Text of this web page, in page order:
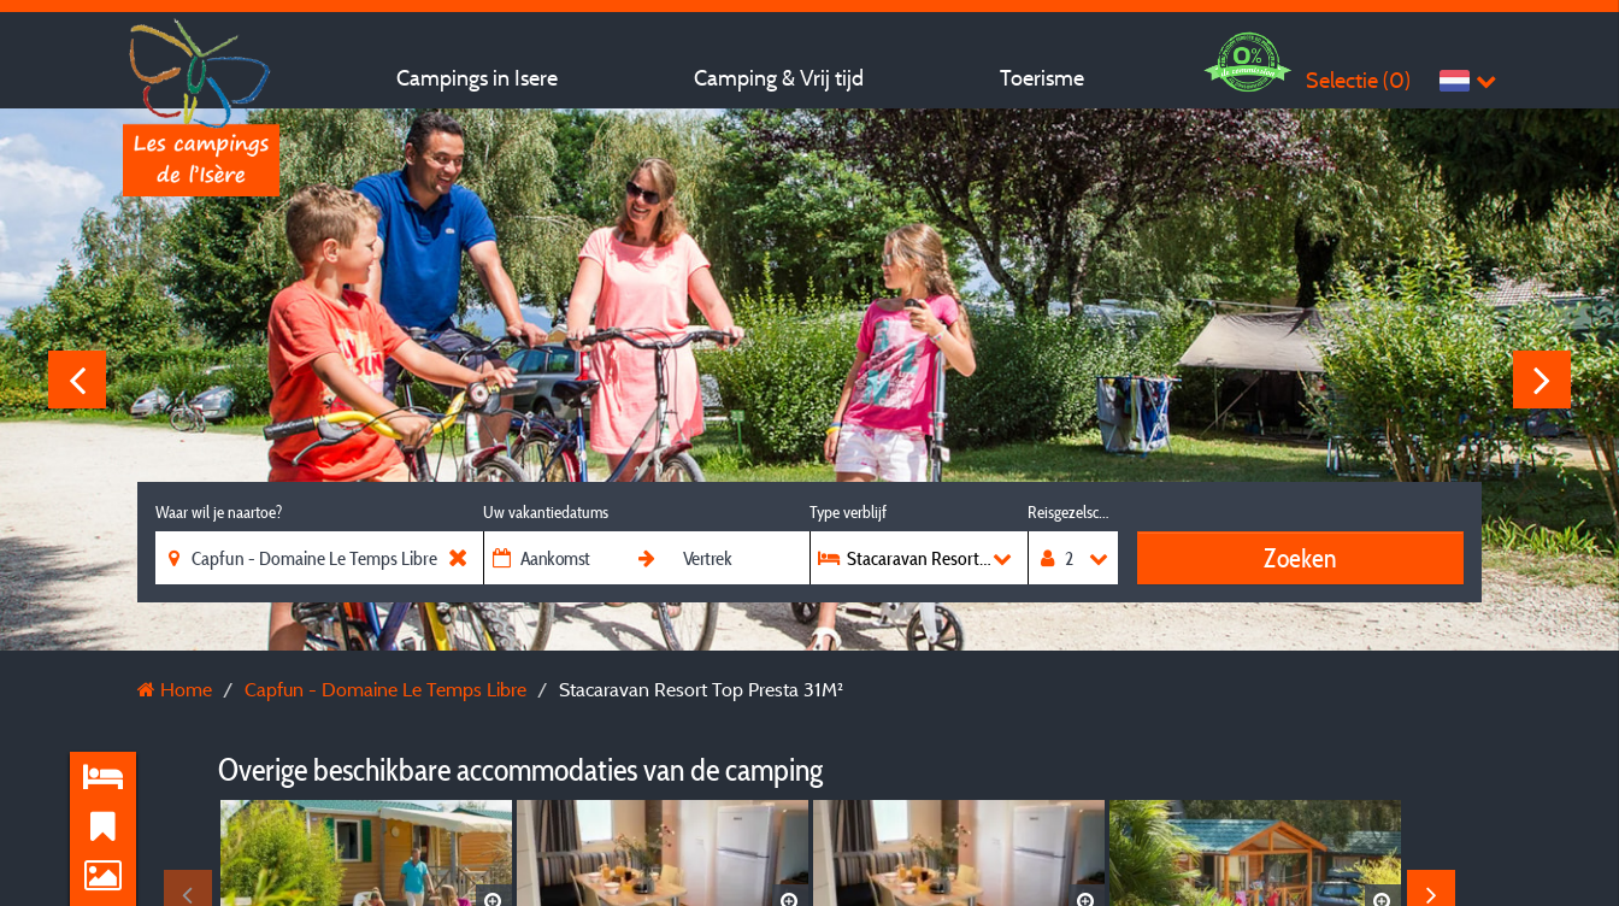
Campings in Isere Camping & Vrij tijd Toerisme Selectie (0)
Waar wil je naartoe? Uw vakantiedatums Type verblijf
Stacaravan Resort Top Presta 31M²
Reisgezelschap
Zoeken
Home Capfun - Domaine Le Temps Libre Stacaravan Resort Top Presta 31M²
Overige beschikbare accommodaties van de camping